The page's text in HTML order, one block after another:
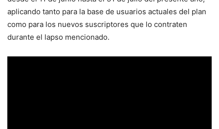
aplicando tanto para la base de usuarios actuales del plan
como para los nuevos suscriptores que lo contraten
durante el lapso mencionado.